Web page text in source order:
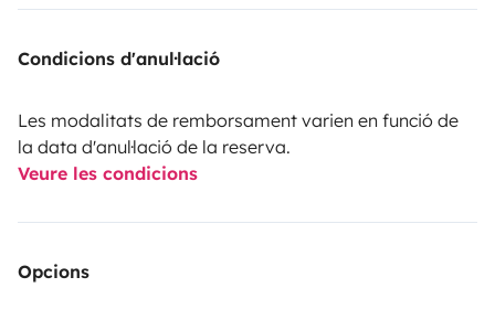
Condicions d'anul·lació
Les modalitats de remborsament varien en funció de
la data d'anul·lació de la reserva.
Veure les condicions
Opcions